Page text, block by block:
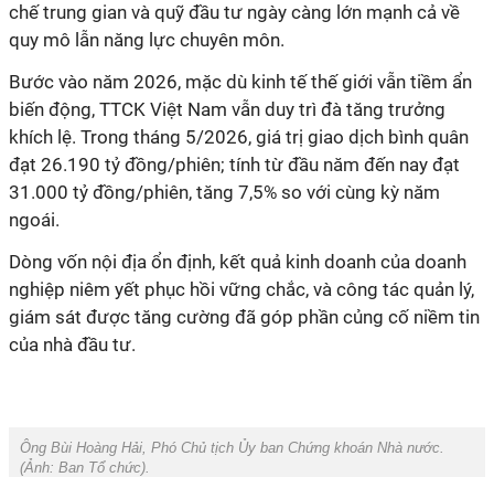
chế trung gian và quỹ đầu tư ngày càng lớn mạnh cả về
quy mô lẫn năng lực chuyên môn.
Bước vào năm 2026, mặc dù kinh tế thế giới vẫn tiềm ẩn
biến động, TTCK Việt Nam vẫn duy trì đà tăng trưởng
khích lệ. Trong tháng 5/2026, giá trị giao dịch bình quân
đạt 26.190 tỷ đồng/phiên; tính từ đầu năm đến nay đạt
31.000 tỷ đồng/phiên, tăng 7,5% so với cùng kỳ năm
ngoái.
Dòng vốn nội địa ổn định, kết quả kinh doanh của doanh
nghiệp niêm yết phục hồi vững chắc, và công tác quản lý,
giám sát được tăng cường đã góp phần củng cố niềm tin
của nhà đầu tư.
Ông Bùi Hoàng Hải, Phó Chủ tịch Ủy ban Chứng khoán Nhà nước.
(Ảnh: Ban Tổ chức).